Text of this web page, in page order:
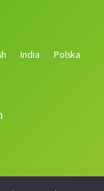
India
Polska